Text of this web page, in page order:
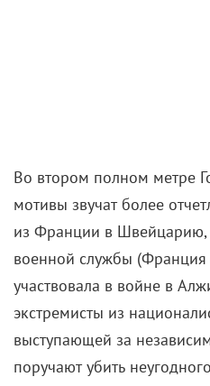
Во втором полном метре
мотивы звучат более
из Франции в Швейцарию,
военной службы
участвовала в войне в
экстремисты из
выступающей за
поручают убить